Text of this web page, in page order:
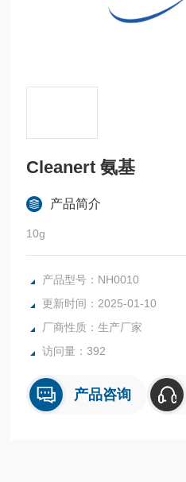
Cleanert 氨基
产品简介
10g
产品型号：NH0010
更新时间：2025-01-10
厂商性质：生产厂家
访问量：392
产品咨询